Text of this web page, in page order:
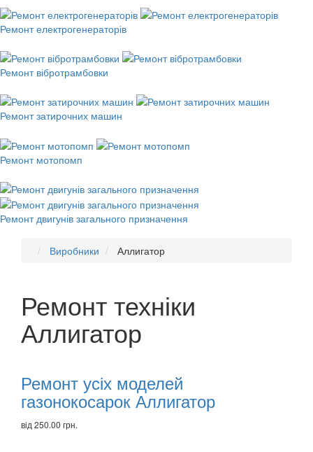
Ремонт електрогенераторів
Ремонт вібротрамбовки
Ремонт затирочних машин
Ремонт мотопомп
Ремонт двигунів загального призначення
Виробники Аллигатор
Ремонт техніки
Аллигатор
Рекомендуємо
товари
Ремонт усіх моделей
газонокосарок Аллигатор
від 250.00 грн.